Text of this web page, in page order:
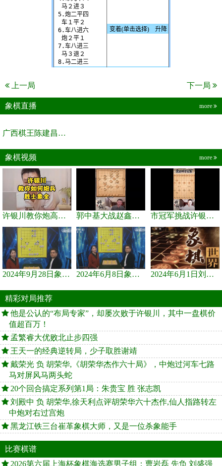
上一局 下一局
象棋直播 more
广西棋王陈建昌直播间
象棋视频 more
许银川教你炮高兵士象全如何赢士象全，简单四步即可 郭中基大战赵鑫鑫，许银川激情讲解 市冠军挑战许银川，急进中兵变化真激烈！
2024年9月28日象棋世界栏目，刘君、蒋川讲解了第九届杨官璘杯象棋... 2024年6月8日象棋世界，刘君、蒋川讲解了第九届杨官璘杯全国象棋... 2024年6月1日刘君、蒋川讲解第三届上海杯象棋大师赛谢靖与李少庚...
精彩对局推荐
他是公认的“布局专家”，却屡次败于许银川，其中一盘棋价
值超百万！
孟繁睿大优败北止步四强
王天一的经典逆转局，少子取胜谢靖
戴荣光 负 胡荣华,《胡荣华杰作六十局》，中炮过河车七路
马对屏风马两头蛇
20个回合搞定系列第1局：朱贵宝 胜 张志凯
刘殿中 负 胡荣华,徐天利点评胡荣华六十杰作,仙人指路转左
中炮对右过宫炮
黑龙江铁三台崔革象棋大师，又是一位杀象能手
比赛棋谱
2026第六届上海杯象棋海选赛男子组：曹岩磊 先负 刘盛强